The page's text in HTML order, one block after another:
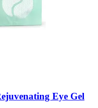
Eye Gel